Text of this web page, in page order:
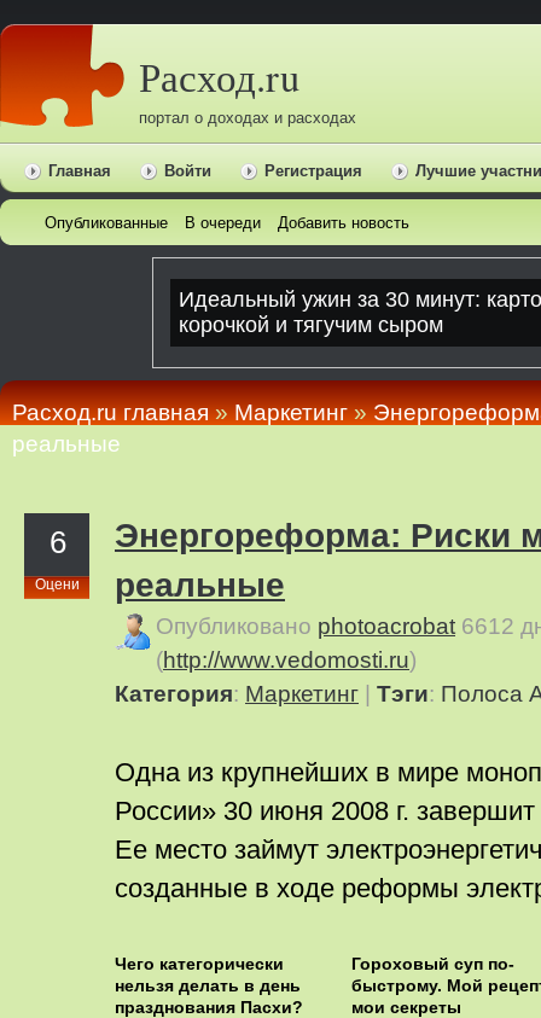
Расход.ru
портал о доходах и расходах
Главная Войти Регистрация Лучшие
Опубликованные В очереди Добавить новость
Расход.ru главная»Маркетинг»
реальные
6
Оцени
Энергореформа: Риски
реальные
Опубликовано photoacrobat 6612
(http://www.vedomosti.ru)
Категория: Маркетинг Тэги: Полоса
Одна из крупнейших в мире
России» 30 июня 2008 г.
Ее место займут
созданные в ходе реформы
Чего категорически
нельзя делать в день
празднования Пасхи?
Гороховый суп по-
быстрому. Мой
мои секреты